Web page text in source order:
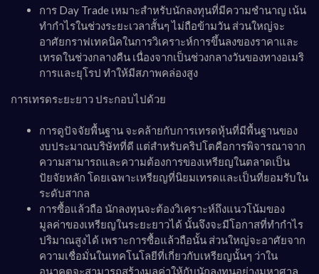
การ Day Trade เหมาะสำหรับนักลงทุนที่มีความชำนาญ เน้น
ทำกำไรในช่วงระยะเวลาสั้นๆ ไม่ถือข้ามวัน ส่วนใหญ่จะ
อาศัยกราฟเทคนิคในการวิเคราะห์การขึ้นลงของราคาและ
เทรดในช่วงกลางคืน เนื่องจากเป็นช่วงกลางวันของทางอเมริ
การและยุโรป ทำให้มีสภาพคล่องสูง
การเทรดระยะยาว ประกอบไปด้วย
การดูปัจจัยพื้นฐาน จะคล้ายกับการเทรดหุ้นที่มีพื้นฐานของ
งบประมาณบริษัทที่ดี แต่สำหรับคริปโตคือการพิจารณาจาก
ความสามารถและความต้องการของเหรียญในตลาดเป็น
ปัยจัยหลัก โดยเฉพาะเหรียญที่นิยมเทรดและเป็นที่ยอมรับใน
ระดับสากล
การซื้อแล้วถือ นักลงทุนจะต้องวิเคราะห์ถึงแนวโน้มของ
มูลค่าของเหรียญในระยะยาวได้ นั้นจึงจะมีโอกาสที่ทำกำไร
ปริมาณสูงได้ เพราะการซื้อแล้วถือนั้น ส่วนใหญ่จะอาศัยจาก
ความเชื่อมั่นในเทคโนโลยีที่เกี่ยวกับเหรียญนั้นๆ ว่าใน
อนาคตจะสามารถสร้างมูลค่าให้กับนักลงทุนอย่างมหาศาล